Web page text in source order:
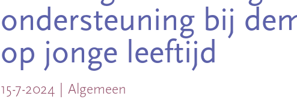
ondersteuning bij
op jonge leeftijd
15-7-2024 Algemeen